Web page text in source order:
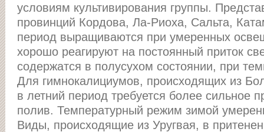
условиям культивирования группы.
провинций Кордова, Ла-Риоха, Сальта,
период выращиваются при умеренных
хорошо реагируют на постоянный приток
содержатся в полусухом состоянии, при
Для гимнокалициумов, происходящих из
в летний период требуется более сильное
полив. Температурный режим зимой
Виды, происходящие из Уругвая, в